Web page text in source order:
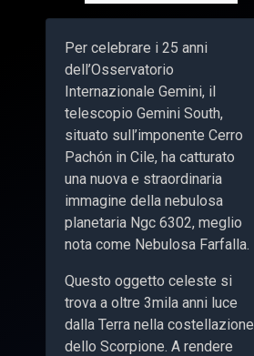
Per celebrare i 25 anni
dell’Osservatorio
Internazionale Gemini, il
telescopio Gemini South,
situato sull’imponente Cerro
Pachón in Cile, ha catturato
una nuova e straordinaria
immagine della nebulosa
planetaria Ngc 6302, meglio
nota come Nebulosa Farfalla.
Questo oggetto celeste si
trova a oltre 3mila anni luce
dalla Terra nella costellazione
dello Scorpione. A rendere